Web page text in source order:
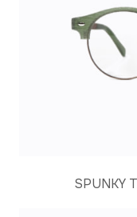
SPUNKY